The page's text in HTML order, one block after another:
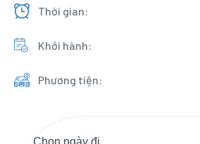
Thời gian:
Khởi hành:
Phương tiện: